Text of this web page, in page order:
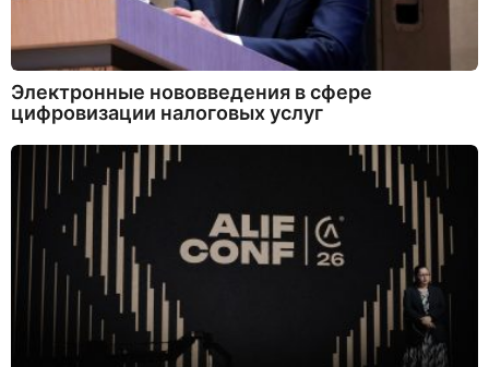
Электронные нововведения в сфере
цифровизации налоговых услуг